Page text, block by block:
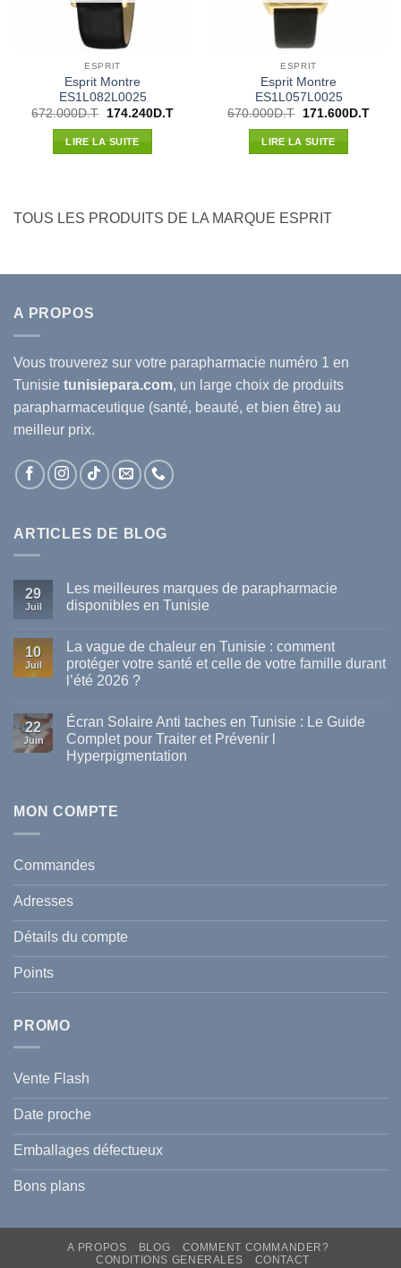
ESPRIT
Esprit Montre
ES1L082L0025
672.000D.T
Le
initial
était :
174.240D.TLe
LIRE LA SUITE
ESPRIT
Esprit Montre
ES1L057L0025
670.000D.T
Le
initial
était :
171.600D.TLe
LIRE LA SUITE
TOUS LES PRODUITS DE LA MARQUE ESPRIT
A PROPOS
Vous trouverez sur votre parapharmacie numéro 1 en
Tunisie tunisiepara.com, un large choix de produits
parapharmaceutique (santé, beauté, et bien être) au
meilleur prix.
ARTICLES DE BLOG
29
Juil
Les meilleures marques de parapharmacie
disponibles en Tunisie
sur
meilleures
marques
disponibles
en
Tunisie
10
Juil
La vague de chaleur en Tunisie : comment
protéger votre santé et celle de votre famille durant
l’été 2026 ?
sur
La
vague
de
comment
et
celle
de
votre
famille
durant
l’été
2026
?
22
Juin
Écran Solaire Anti taches en Tunisie : Le Guide
Complet pour Traiter et Prévenir l
Hyperpigmentation
Écran
Tunisie
Guide
Traiter
Prévenir
MON COMPTE
Commandes
Adresses
Détails du compte
Points
PROMO
Vente Flash
Date proche
Emballages défectueux
Bons plans
A PROPOS BLOG
COMMENT COMMANDER?
CONDITIONS GENERALES
CONTACT